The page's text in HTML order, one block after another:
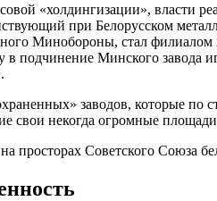
«холдингизации», власти
при Белорусском
Минобороны, стал
подчинение Минского завода
заводов, которые
свои некогда огромные площади
просторах Советского Союза